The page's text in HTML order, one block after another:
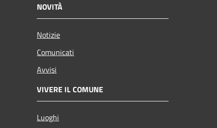
NOVITÀ
Notizie
Comunicati
Avvisi
VIVERE IL COMUNE
Luoghi